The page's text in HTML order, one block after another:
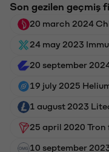
Son gezilen geçmiş
20 march 2024
24 may 2023
20 september
19 july 2025
1 august 2023
25 april 2020 Tron
10 september